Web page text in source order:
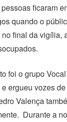
ficaram
quando o
final da vigília,
foi o grupo
ergueu vozes
Valença
Durante a